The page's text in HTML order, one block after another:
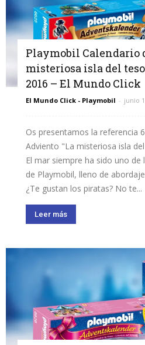
Playmobil Calendario
misteriosa isla del
2016 – El Mundo Click
El Mundo Click - Playmobil - junio
Os presentamos la referencia
Adviento "La misteriosa isla
El mar siempre ha sido uno
de Playmobil, lleno de
¿Te gustan los piratas? No te...
Leer más